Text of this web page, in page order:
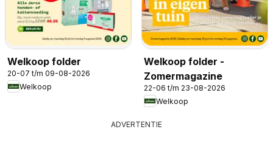
Welkoop folder
20-07 t/m 09-08-2026
Welkoop
Welkoop folder -
Zomermagazine
22-06 t/m 23-08-2026
Welkoop
ADVERTENTIE